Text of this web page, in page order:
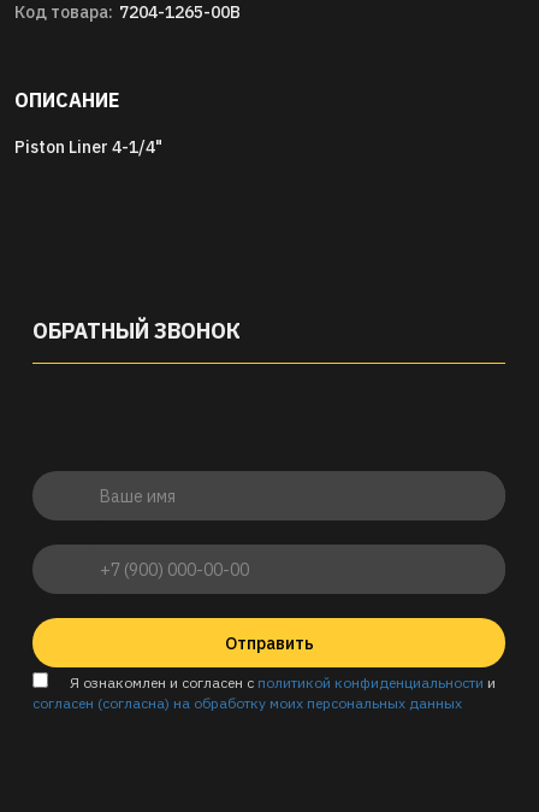
Код товара: 7204-1265-00B
ОПИСАНИЕ
Piston Liner 4-1/4"
ОБРАТНЫЙ ЗВОНОК
Отправить
Я ознакомлен и согласен с политикой конфиденциальности и
согласен (согласна) на обработку моих персональных данных